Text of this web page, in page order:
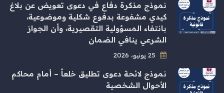
نموذج مذكرة دفاع في دعوى تعويض عن بلاغ
كيدي مشفوعة بدفوع شكلية وموضوعية،
بانتفاء المسؤولية التقصيرية، وأن الجواز
الشرعي ينافي الضمان
نموذج لائحة دعوى تطليق خلعاً – أمام محاكم
الأحوال الشخصية